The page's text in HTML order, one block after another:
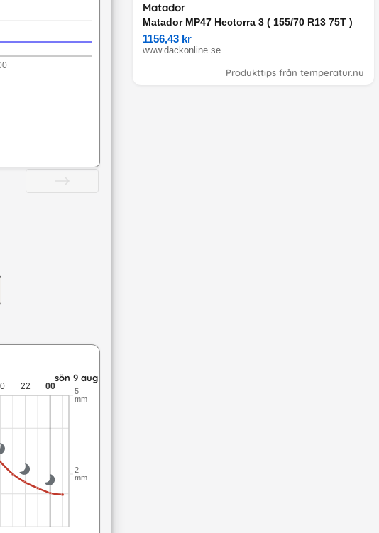
nederbörd: upp till 6 meter per sekund vind. sön 9 aug: 12,1 till 11,9
sön 9 aug
22 00
2
mm
5
mm
Matador
Matador MP47 Hectorra 3 ( 155/70 R13 75T )
1156,43 kr
www.dackonline.se
Produkttips från temperatur.nu